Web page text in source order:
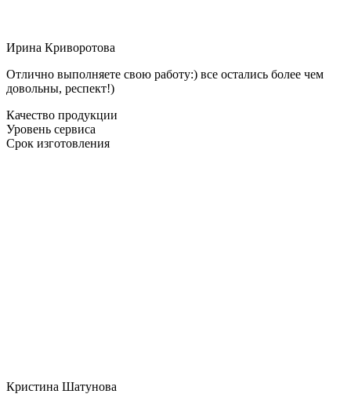
Ирина Криворотова
Отлично выполняете свою работу:) все остались более чем
довольны, респект!)
Качество продукции
Уровень сервиса
Срок изготовления
Кристина Шатунова